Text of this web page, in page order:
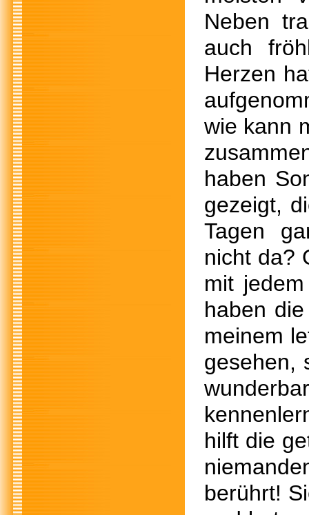
Neben
auch
Herzen
wie kann
haben
gezeigt,
Tagen
nicht da?
mit
haben
meinem
gesehen,
hilft die
berührt!